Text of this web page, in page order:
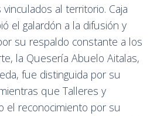
al territorio. Caja
el galardón a la difusión y
su respaldo constante a los
la Quesería Abuelo Aitalas,
fue distinguida por su
que Talleres y
el reconocimiento por su